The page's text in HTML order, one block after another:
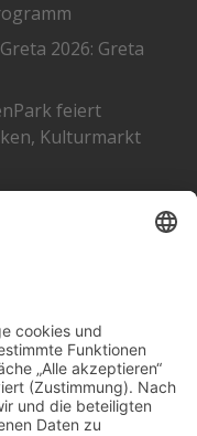
2026: Greta
feiert
Kulturmarkt